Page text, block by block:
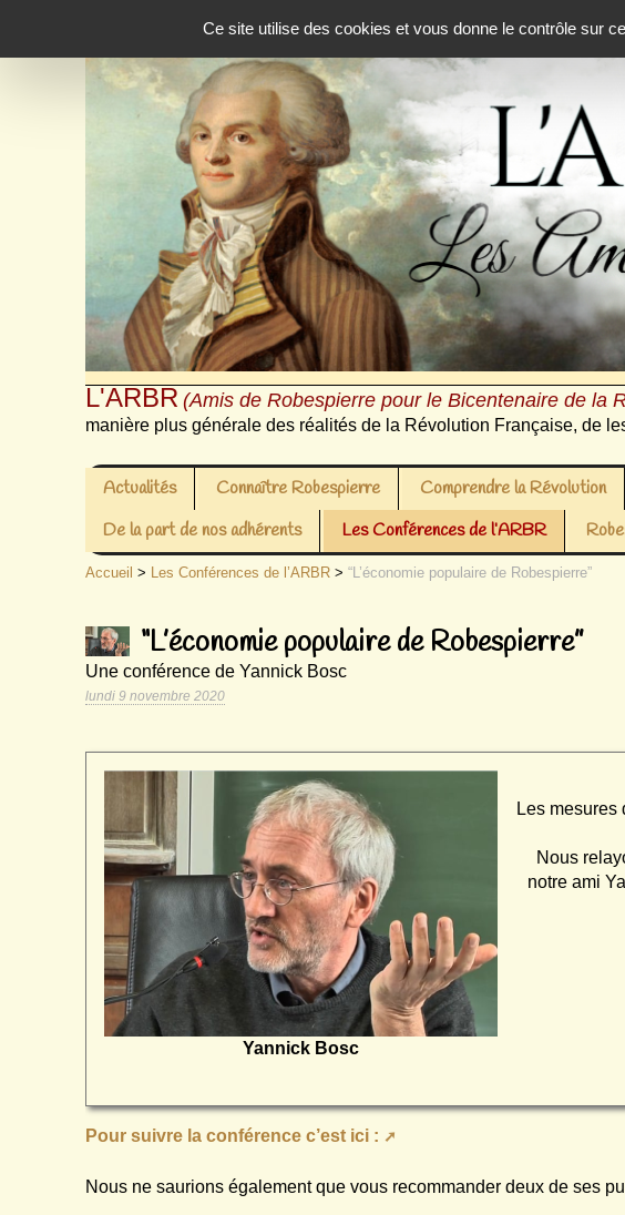
Ce site utilise des cookies et vous donne le contrôle sur
L'ARBR (Amis de Robespierre pour le Bicentenaire de la
manière plus générale des réalités de la Révolution Française, de
Actualités Connaître Robespierre Comprendre la Révolution
De la part de nos adhérents
Les Conférences de l’ARBR
Accueil > Les Conférences de l’ARBR >“L’économie populaire de Robespierre”
“L’économie populaire de Robespierre”
Une conférence de Yannick Bosc
lundi 9 novembre 2020
Yannick Bosc
Les mesures
Nous
notre ami
Pour suivre la conférence c’est ici :
Nous ne saurions également que vous recommander deux de ses